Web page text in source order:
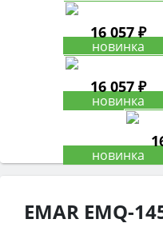
16 057 ₽
16 057 ₽
EMAR EMQ-